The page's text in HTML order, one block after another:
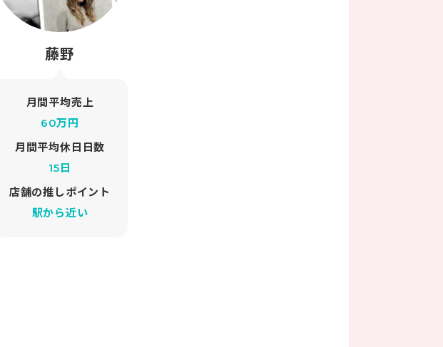
藤野
月間平均売上
60万円
月間平均休日日数
15日
店舗の推しポイント
駅から近い